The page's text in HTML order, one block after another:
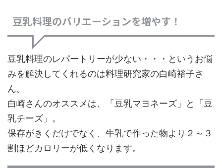
豆乳料理のバリエーションを増やす！
豆乳料理のレパートリーが少ない・・・というお悩
みを解決してくれるのは料理研究家の白崎裕子さ
ん。
白崎さんのオススメは、「豆乳マヨネーズ」と「豆
乳チーズ」。
保存がきくだけでなく、牛乳で作った物より２～３
割ほどカロリーが低くなります。